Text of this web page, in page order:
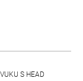
S HEAD